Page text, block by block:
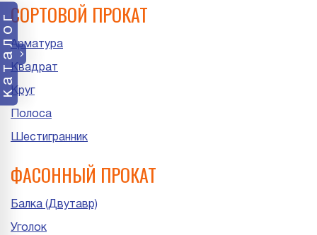
каталогСОРТОВОЙ ПРОКАТ
Арматура
Квадрат
Круг
Полоса
Шестигранник
ФАСОННЫЙ ПРОКАТ
Балка (Двутавр)
Уголок